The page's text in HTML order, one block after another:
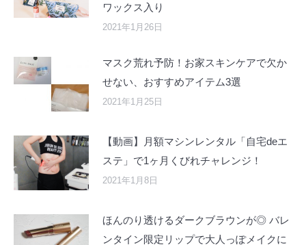
ワックス入り
2021年1月26日
マスク荒れ予防！お家スキンケアで欠か
せない、おすすめアイテム3選
2021年1月25日
【動画】月額マシンレンタル「自宅deエ
ステ」で1ヶ月くびれチャレンジ！
2021年1月8日
ほんのり透けるダークブラウンが◎ バレ
ンタイン限定リップで大人っぽメイクに